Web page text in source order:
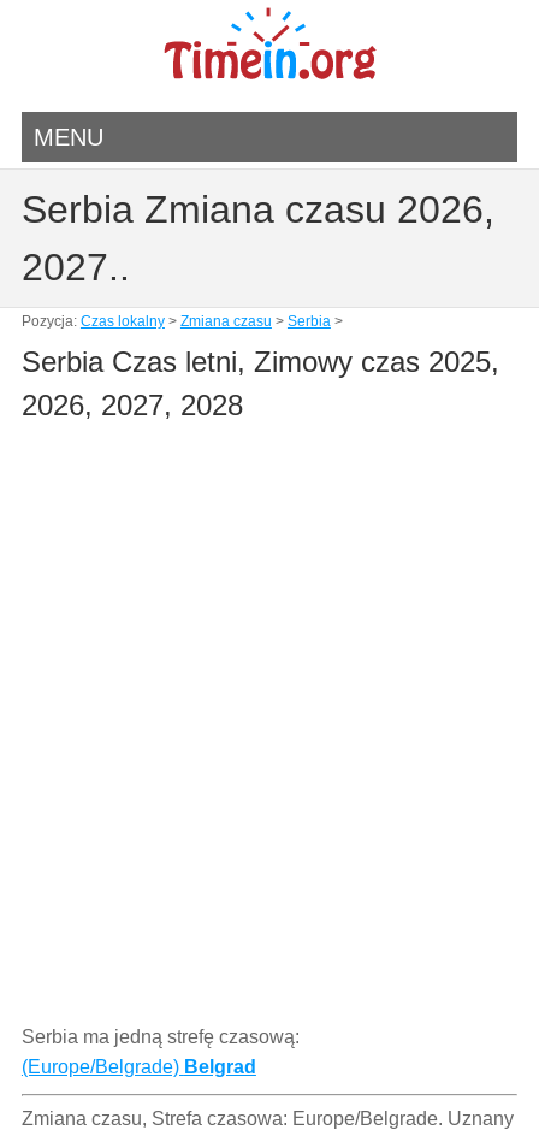
MENU
Serbia Zmiana czasu 2026,
2027..
Pozycja: Czas lokalny> Zmiana czasu > Serbia>
Serbia Czas letni, Zimowy czas 2025,
2026, 2027, 2028
Serbia ma jedną strefę czasową:
(Europe/Belgrade) Belgrad
Zmiana czasu, Strefa czasowa: Europe/Belgrade. Uznany